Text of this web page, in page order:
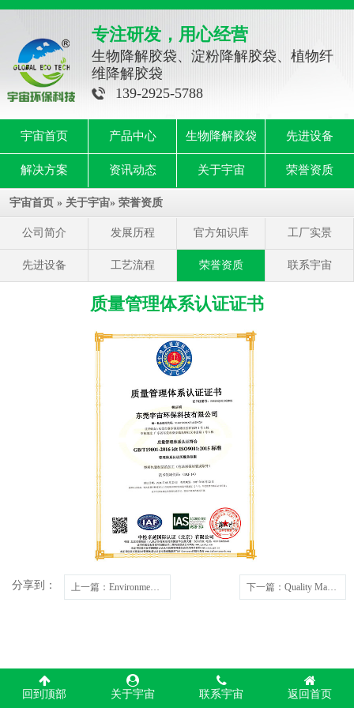
专注研发，用心经营
生物降解胶袋、淀粉降解胶袋、植物纤
维降解胶袋
139-2925-5788
宇宙首页 产品中心 生物降解胶袋 先进设备
解决方案 资讯动态 关于宇宙 荣誉资质
宇宙首页 » 关于宇宙» 荣誉资质
公司简介 发展历程 官方知识库 工厂实景
先进设备 工艺流程 荣誉资质 联系宇宙
质量管理体系认证证书
分享到： 上一篇 ：Environmental Management System Certification 下一篇 ：Quality Management System Certification
回到顶部 关于宇宙 联系宇宙 返回首页